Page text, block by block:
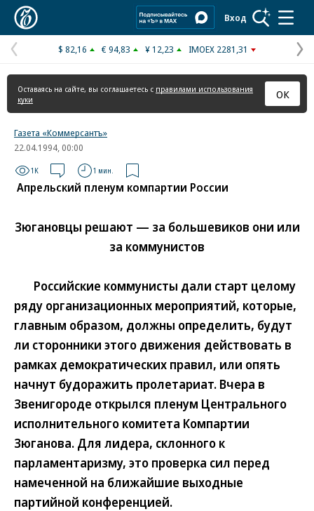
Вход
Предыдущая
страница
$ 82,16 € 94,83 ¥ 12,23 IMOEX 2281,31
Оставаясь на сайте, вы соглашаетесь с правилами использования
куки
ОК
Газета «Коммерсантъ»
22.04.1994, 00:00
1K 1 мин.
Апрельский пленум компартии России
Зюгановцы решают — за большевиков они или
за коммунистов
Российские коммунисты дали старт целому
ряду организационных мероприятий, которые,
главным образом, должны определить, будут
ли сторонники этого движения действовать в
рамках демократических правил, или опять
начнут будоражить пролетариат. Вчера в
Звенигороде открылся пленум Центрального
исполнительного комитета Компартии
Зюганова. Для лидера, склонного к
парламентаризму, это проверка сил перед
намеченной на ближайшие выходные
партийной конференцией.